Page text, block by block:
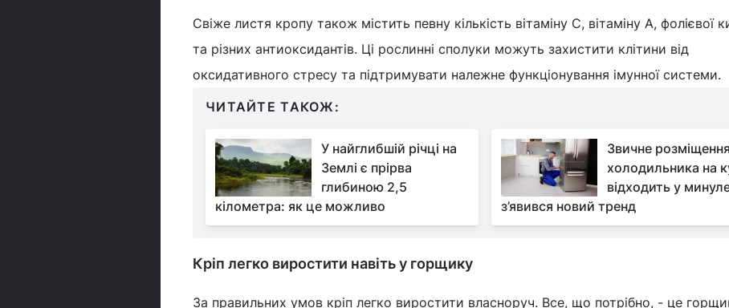
Свіже листя кропу також містить певну кількість вітаміну С, вітаміну А, фолієвої
та різних антиоксидантів. Ці рослинні сполуки можуть захистити клітини від
оксидативного стресу та підтримувати належне функціонування імунної системи.
ЧИТАЙТЕ ТАКОЖ:
У найглибшій річці на
Землі є прірва
глибиною 2,5
кілометра: як це можливо
Звичне розміщення
холодильника на
відходить у
з’явився новий тренд
Кріп легко виростити навіть у горщику
За правильних умов кріп легко виростити власноруч. Все, що потрібно, - це